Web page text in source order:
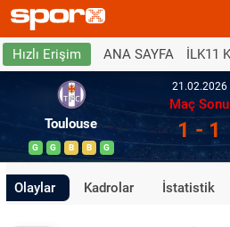
Hızlı Erişim ANA SAYFA İLK11
Toulouse
G G B B G
21.02.2026
Maç Sonu
1 - 1
Olaylar Kadrolar İstatistik